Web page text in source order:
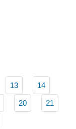
13 14
20 21